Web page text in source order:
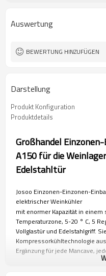
Klimatyp
Auswertung
BEWERTUNG HINZUFÜGEN
Darstellung
Produkt Konfiguration
Produktdetails
Großhandel
A150 für die
Edelstahltür
Josoo Einzonen-Einzonen-
elektrischer Weinkühler
mit enormer Kapazität in
Temperaturzone, 5-20 ° C, 5
Vollglastür und Edelstahlgriff.
Kompressorkühltechnologie
Ergänzung für jede Mancave,
macht. Um Ihren